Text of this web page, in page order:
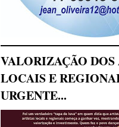
VALORIZAÇÃO DOS
LOCAIS E
URGENTE...